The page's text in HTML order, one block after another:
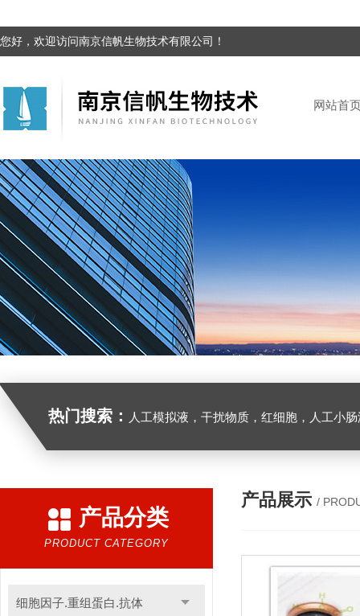
您好，欢迎访问南京信帆生物技术有限公司！
网站首
热门搜索： 人工模拟液，干扰物质，红细胞，人工小
产品分类
PRODUCT CATEGORY
细胞因子.重组蛋白.抗体
产品展示 /